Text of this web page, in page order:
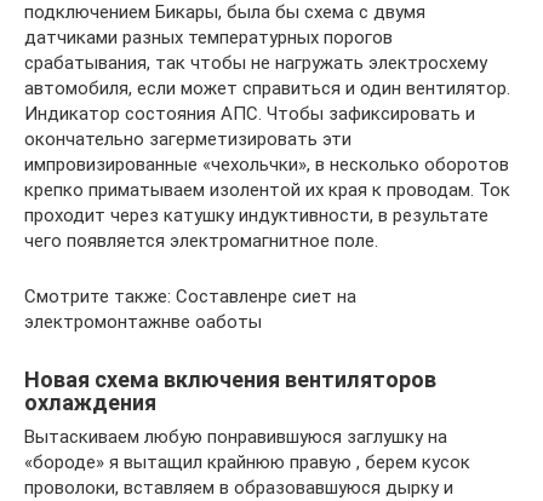
подключением Бикары, была бы схема с двумя
датчиками разных температурных порогов
срабатывания, так чтобы не нагружать электросхему
автомобиля, если может справиться и один вентилятор.
Индикатор состояния АПС. Чтобы зафиксировать и
окончательно загерметизировать эти
импровизированные «чехольчки», в несколько оборотов
крепко приматываем изолентой их края к проводам. Ток
проходит через катушку индуктивности, в результате
чего появляется электромагнитное поле.
Смотрите также: Составленре сиет на
электромонтажнве оаботы
Новая схема включения вентиляторов
охлаждения
Вытаскиваем любую понравившуюся заглушку на
«бороде» я вытащил крайнюю правую , берем кусок
проволоки, вставляем в образовавшуюся дырку и